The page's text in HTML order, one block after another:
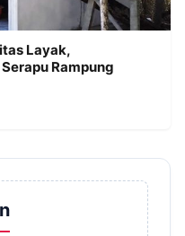
Layak,
Rampung